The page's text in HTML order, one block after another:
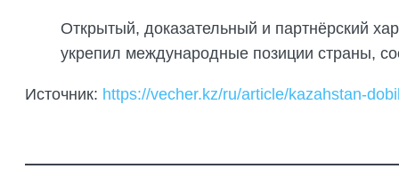
Открытый, доказательный и партнёрский
укрепил международные позиции страны,
Источник: https://vecher.kz/ru/article/kazahstan-